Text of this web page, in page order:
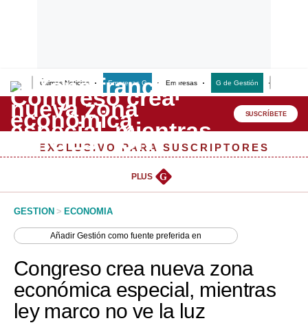
Últimas Noticias Empresas G Empresas G de Gestión
Lo último
Peru Quiosco
Management & Empleo
Perú
Política
SUSCRÍBETE
EXCLUSIVO PARA SUSCRIPTORES
PLUS G
GESTION > ECONOMIA
AñadirGestión como fuente preferida en
Congreso crea nueva zona
económica especial, mientras
ley marco no ve la luz